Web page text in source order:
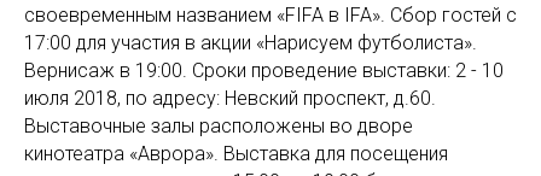
своевременным названием «FIFA в IFA». Сбор гостей с
17:00 для участия в акции «Нарисуем футболиста».
Вернисаж в 19:00. Сроки проведение выставки: 2 - 10
июля 2018, по адресу: Невский проспект, д.60.
Выставочные залы расположены во дворе
кинотеатра «Аврора». Выставка для посещения